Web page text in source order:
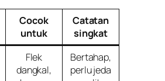
Cocok
untuk
Catatan
singkat
Flek
dangkal,
Bertahap,
perlu jeda